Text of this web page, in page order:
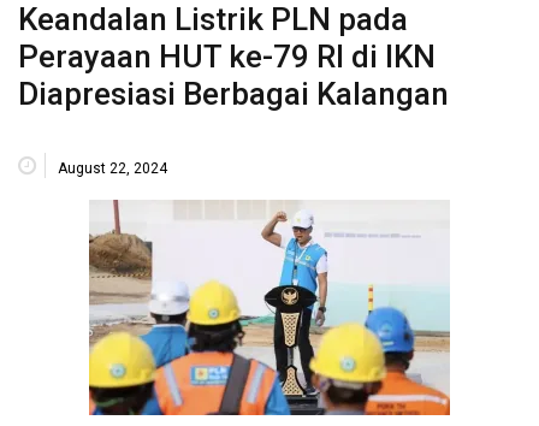
Keandalan Listrik PLN pada
Perayaan HUT ke-79 RI di IKN
Diapresiasi Berbagai Kalangan
August 22, 2024